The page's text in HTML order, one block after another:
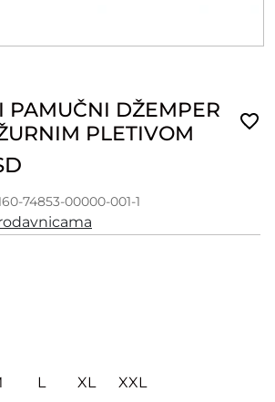
PAMUČNI DŽEMPER
PLETIVOM
74853-00000-001-1
L XL
XXL